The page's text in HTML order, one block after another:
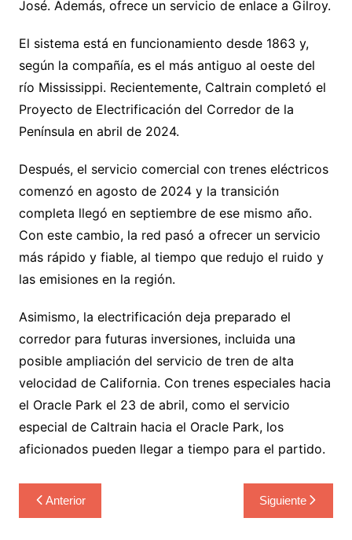
José. Además, ofrece un servicio de enlace a Gilroy.
El sistema está en funcionamiento desde 1863 y,
según la compañía, es el más antiguo al oeste del
río Mississippi. Recientemente, Caltrain completó el
Proyecto de Electrificación del Corredor de la
Península en abril de 2024.
Después, el servicio comercial con trenes eléctricos
comenzó en agosto de 2024 y la transición
completa llegó en septiembre de ese mismo año.
Con este cambio, la red pasó a ofrecer un servicio
más rápido y fiable, al tiempo que redujo el ruido y
las emisiones en la región.
Asimismo, la electrificación deja preparado el
corredor para futuras inversiones, incluida una
posible ampliación del servicio de tren de alta
velocidad de California. Con trenes especiales hacia
el Oracle Park el 23 de abril, como el servicio
especial de Caltrain hacia el Oracle Park, los
aficionados pueden llegar a tiempo para el partido.
Navegación
de
Anterior Siguiente